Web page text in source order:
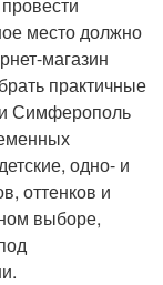
место должно
магазин
практичные
Симферополь
одно- и
оттенков и
выборе,